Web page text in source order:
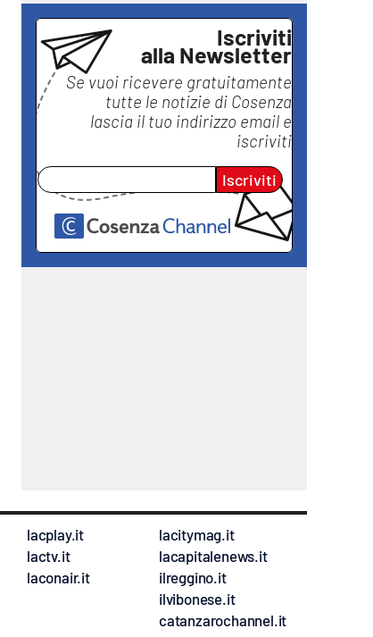
Iscriviti
alla Newsletter
Se vuoi ricevere gratuitamente
tutte le notizie di Cosenza
lascia il tuo indirizzo email e
iscriviti
Iscriviti
lacplay.it
lactv.it
laconair.it
lacitymag.it
lacapitalenews.it
ilreggino.it
ilvibonese.it
catanzarochannel.it